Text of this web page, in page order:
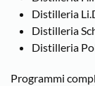
Distilleria
Distilleria
Distilleria
Programmi